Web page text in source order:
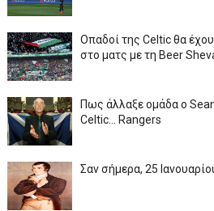
Οπαδοί της Celtic θα
στο ματς με τη Beer
Πως άλλαξε ομάδα ο
Celtic... Rangers
Σαν σήμερα, 25